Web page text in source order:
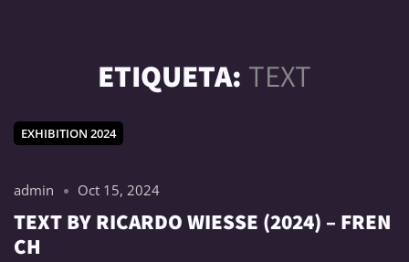
ETIQUETA: TEXT
EXHIBITION 2024
admin Oct 15, 2024
TEXT BY RICARDO WIESSE (2024) – FREN
CH